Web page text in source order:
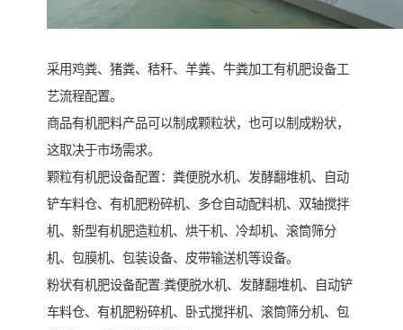
采用鸡粪、猪粪、秸秆、羊粪、牛粪加工有机肥设备工
艺流程配置。
商品有机肥料产品可以制成颗粒状，也可以制成粉状，
这取决于市场需求。
颗粒有机肥设备配置：粪便脱水机、发酵翻堆机、自动
铲车料仓、有机肥粉碎机、多仓自动配料机、双轴搅拌
机、新型有机肥造粒机、烘干机、冷却机、滚筒筛分
机、包膜机、包装设备、皮带输送机等设备。
粉状有机肥设备配置:粪便脱水机、发酵翻堆机、自动铲
车料仓、有机肥粉碎机、卧式搅拌机、滚筒筛分机、包